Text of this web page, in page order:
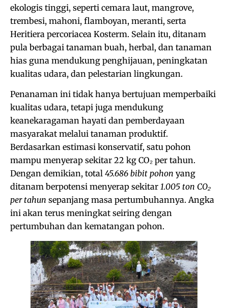
ekologis tinggi, seperti cemara laut, mangrove,
trembesi, mahoni, flamboyan, meranti, serta
Heritiera percoriacea Kosterm. Selain itu, ditanam
pula berbagai tanaman buah, herbal, dan tanaman
hias guna mendukung penghijauan, peningkatan
kualitas udara, dan pelestarian lingkungan.
Penanaman ini tidak hanya bertujuan memperbaiki
kualitas udara, tetapi juga mendukung
keanekaragaman hayati dan pemberdayaan
masyarakat melalui tanaman produktif.
Berdasarkan estimasi konservatif, satu pohon
mampu menyerap sekitar 22 kg CO₂ per tahun.
Dengan demikian, total 45.686 bibit pohon yang
ditanam berpotensi menyerap sekitar 1.005 ton CO₂
per tahun sepanjang masa pertumbuhannya. Angka
ini akan terus meningkat seiring dengan
pertumbuhan dan kematangan pohon.